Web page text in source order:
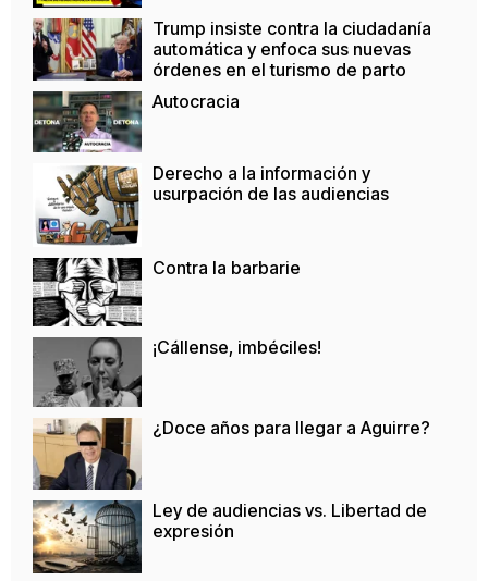
Trump insiste contra la ciudadanía
automática y enfoca sus nuevas
órdenes en el turismo de parto
Autocracia
Derecho a la información y
usurpación de las audiencias
Contra la barbarie
¡Cállense, imbéciles!
¿Doce años para llegar a Aguirre?
Ley de audiencias vs. Libertad de
expresión